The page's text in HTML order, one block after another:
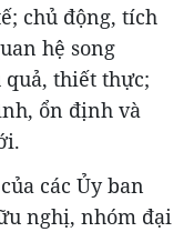
chủ động, tích
hệ song
thiết thực;
ổn định và
các Ủy ban
nghị, nhóm đại